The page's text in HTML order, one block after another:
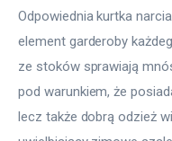
Odpowiednia kurtka
element garderoby
ze stoków sprawiają
pod warunkiem, że
lecz także dobrą odzież